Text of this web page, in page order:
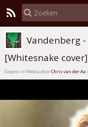
Vandenberg
[Whitesnake cover]
Gepost in Media doorChris van der Aa